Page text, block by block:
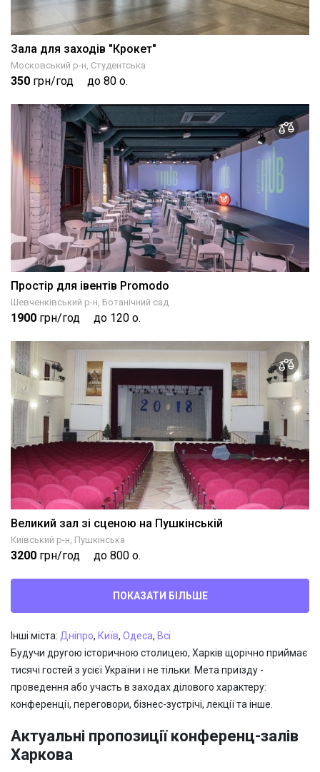
Зала для заходів "Крокет"
Московський р-н, Студентська
350 грн/год до 80 о.
Простір для івентів Promodo
Шевченківський р-н, Ботанічний сад
1900 грн/год до 120 о.
Великий зал зі сценою на Пушкінській
Київський р-н, Пушкінська
3200 грн/год до 800 о.
ПОКАЗАТИ БІЛЬШЕ
Інші міста: Дніпро, Київ, Одеса, Всі
Будучи другою історичною столицею, Харків щорічно приймає
тисячі гостей з усієї України і не тільки. Мета приїзду -
проведення або участь в заходах ділового характеру:
конференції, переговори, бізнес-зустрічі, лекції та інше.
Актуальні пропозиції конференц-залів
Харкова